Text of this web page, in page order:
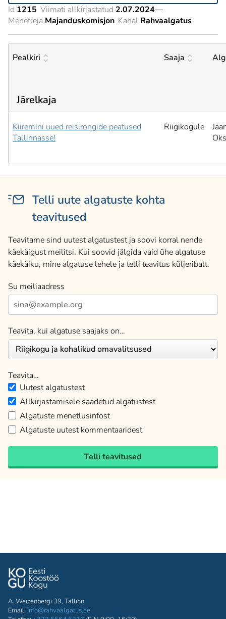
Id 1215 Viimati allkirjastatud 2.07.2024—
Menetleja Majanduskomisjon Kanal Rahvaalgatus
Pealkiri Saaja
Järelkaja
Kiiremini uued reisirongide peatused
Tallinnasse!
Riigikogule
Oks
Telli uute algatuste kohta
teavitused
Teavitame sind uutest algatustest ja soovi korral nende
käekäigust meilitsi. Kui soovid jälgida vaid ühe algatuse
käekäiku, mine algatuse lehele ja telli teavitus küljeribalt.
Su meiliaadress
Teavita, kui algatuse saajaks on…
Teavita…
Uutest algatustest
Allkirjastamisele saadetud algatustest
Algatuste menetlusinfost
Algatuste uutest kommentaaridest
Telli teavitused
A. Weizenbergi 39, Tallinn
Email: info@rahvaalgatus.ee